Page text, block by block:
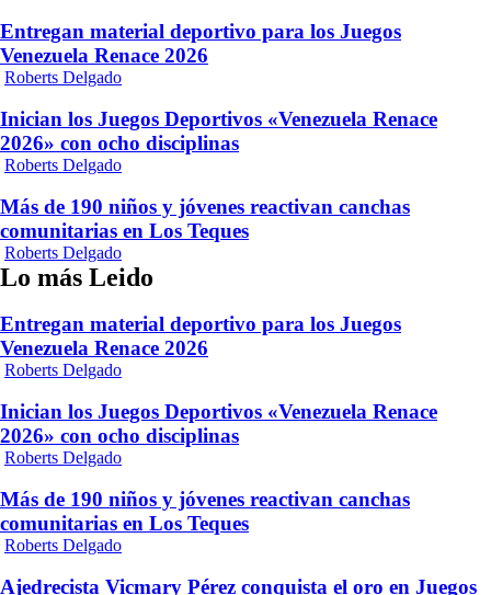
Entregan material deportivo para los Juegos
Venezuela Renace 2026
Roberts Delgado
Inician los Juegos Deportivos «Venezuela Renace
2026» con ocho disciplinas
Roberts Delgado
Más de 190 niños y jóvenes reactivan canchas
comunitarias en Los Teques
Roberts Delgado
Lo más Leido
Entregan material deportivo para los Juegos
Venezuela Renace 2026
Roberts Delgado
Inician los Juegos Deportivos «Venezuela Renace
2026» con ocho disciplinas
Roberts Delgado
Más de 190 niños y jóvenes reactivan canchas
comunitarias en Los Teques
Roberts Delgado
Ajedrecista Vicmary Pérez conquista el oro en Juegos